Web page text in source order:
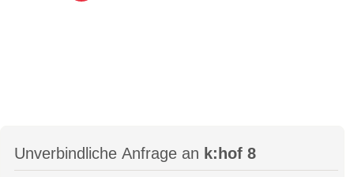
Unverbindliche Anfrage an k:hof 8